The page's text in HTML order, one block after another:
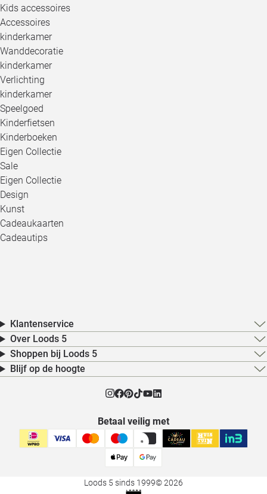
Kids accessoires
Accessoires
kinderkamer
Wanddecoratie
kinderkamer
Verlichting
kinderkamer
Speelgoed
Kinderfietsen
Kinderboeken
Eigen Collectie
Sale
Eigen Collectie
Design
Kunst
Cadeaukaarten
Cadeautips
Klantenservice
Over Loods 5
Shoppen bij Loods 5
Blijf op de hoogte
Betaal veilig met
Loods 5 sinds 1999© 2026